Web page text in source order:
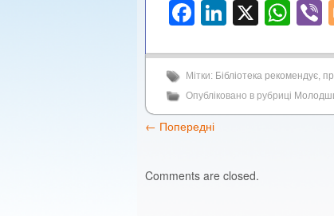
Facebook
LinkedIn
X
Мітки: Бібліотека рекомендує,
Опубліковано в рубриці
← Попередні
Comments are closed.